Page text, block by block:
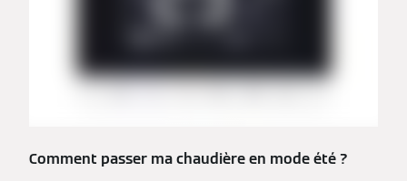
Comment passer ma chaudière en mode été ?